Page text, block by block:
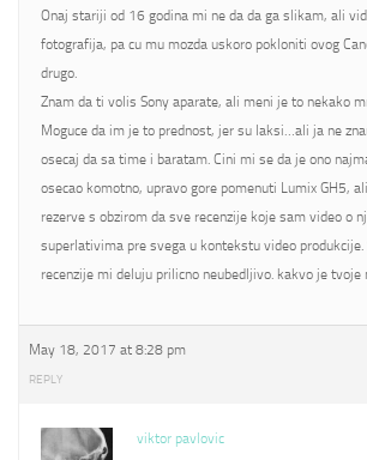
Onaj stariji od 16 godina mi ne da da ga slikam, ali
fotografija, pa cu mu mozda uskoro pokloniti ovog
drugo.
Znam da ti volis Sony aparate, ali meni je to nekako
Moguce da im je to prednost, jer su laksi…ali ja ne
osecaj da sa time i baratam. Cini mi se da je ono
osecao komotno, upravo gore pomenuti Lumix GH5,
rezerve s obzirom da sve recenzije koje sam video o
superlativima pre svega u kontekstu video
recenzije mi deluju prilicno neubedljivo. kakvo je
May 18, 2017 at 8:28 pm
REPLY
viktor pavlovic